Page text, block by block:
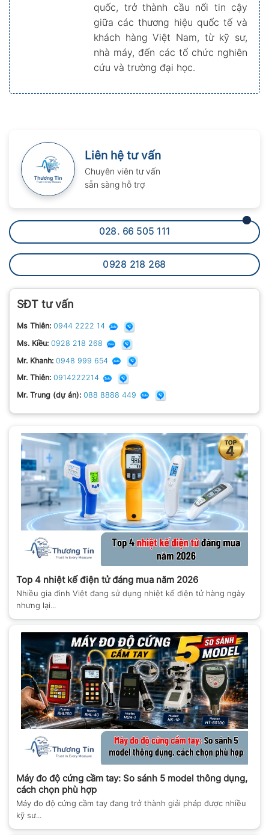
quốc, trở thành cầu nối tin cậy
giữa các thương hiệu quốc tế và
khách hàng Việt Nam, từ kỹ sư,
nhà máy, đến các tổ chức nghiên
cứu và trường đại học.
Liên hệ tư vấn
Chuyên viên tư vấn
sẵn sàng hỗ trợ
028. 66 505 111
0928 218 268
SĐT tư vấn
Ms Thiên: 0944 2222 14
Ms. Kiều: 0928 218 268
Mr. Khanh: 0948 999 654
Mr. Thiên: 0914222214
Mr. Trung (dự án): 088 8888 449
Top 4 nhiệt kế điện tử đáng mua năm 2026
Nhiều gia đình Việt đang sử dụng nhiệt kế điện tử hàng ngày
nhưng lại...
Máy đo độ cứng cầm tay: So sánh 5 model thông dụng,
cách chọn phù hợp
Máy đo độ cứng cầm tay đang trở thành giải pháp được nhiều
kỹ sư...